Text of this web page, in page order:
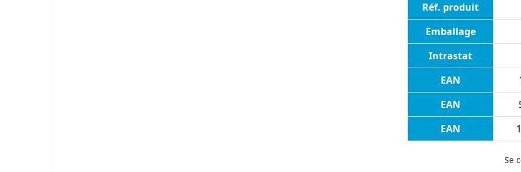
Réf. produit
Emballage
Intrastat
EAN
EAN
EAN
Se